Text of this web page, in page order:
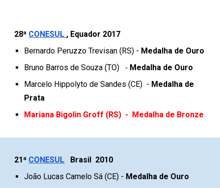
28ª CONESUL , Equador 201 7
Bernardo Peruzzo Trevisan (RS) - Medalha de Ouro
Bruno Barros de Souza (TO)
- Medalha de Ouro
Marcelo Hippolyto de Sandes (CE) - Medalha de
Prata
Mariana Bigolin Groff (RS) - Medalha de Bronze
21ª CONESUL Brasil 2010
João Lucas Camelo Sá (CE) - Medalha de Ouro